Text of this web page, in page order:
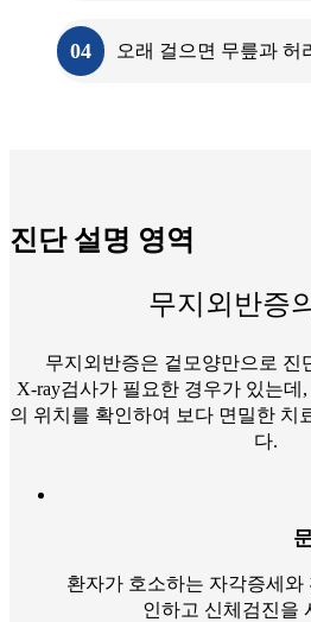
04 오래 걸으면 무릎과 허
진단 설명 영역
무지외반증의
무지외반증은 겉모양만으로 진
X-ray검사가 필요한 경우가 있는데
의 위치를 확인하여 보다 면밀한 치
다.
환자가 호소하는 자각증세
인하고 신체검진을